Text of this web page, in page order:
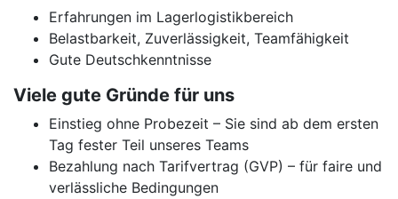
Erfahrungen im Lagerlogistikbereich
Belastbarkeit, Zuverlässigkeit, Teamfähigkeit
Gute Deutschkenntnisse
Viele gute Gründe für uns
Einstieg ohne Probezeit – Sie sind ab dem ersten
Tag fester Teil unseres Teams
Bezahlung nach Tarifvertrag (GVP) – für faire und
verlässliche Bedingungen